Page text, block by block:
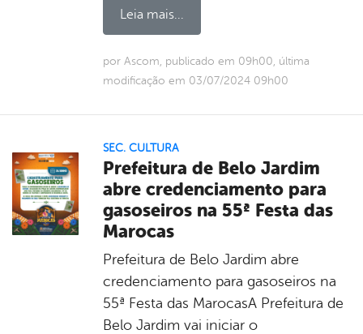
Leia mais...
por Ascom, publicado em 09h00, última
modificação em 03/07/2024 09h00
SEC. CULTURA
Prefeitura de Belo Jardim
abre credenciamento para
gasoseiros na 55ª Festa das
Marocas
Prefeitura de Belo Jardim abre
credenciamento para gasoseiros na
55ª Festa das MarocasA Prefeitura de
Belo Jardim vai iniciar o